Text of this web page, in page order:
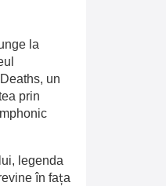
la
un
prin
legenda
în fața